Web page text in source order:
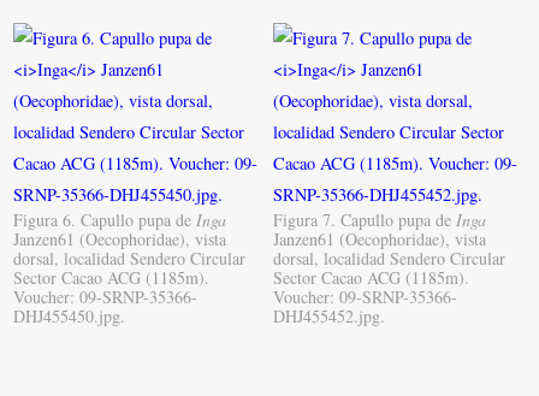
Figura 6. Capullo pupa de Inga
Janzen61 (Oecophoridae), vista
dorsal, localidad Sendero Circular
Sector Cacao ACG (1185m).
Voucher: 09-SRNP-35366-
DHJ455450.jpg.
Figura 7. Capullo pupa de Inga
Janzen61 (Oecophoridae), vista
dorsal, localidad Sendero Circular
Sector Cacao ACG (1185m).
Voucher: 09-SRNP-35366-
DHJ455452.jpg.